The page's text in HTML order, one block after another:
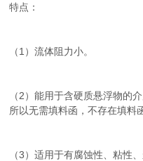
特点：
（1）流体阻力小。
（2）能用于含硬质悬浮物的
所以无需填料函，不存在填料
（3）适用于有腐蚀性、粘性、